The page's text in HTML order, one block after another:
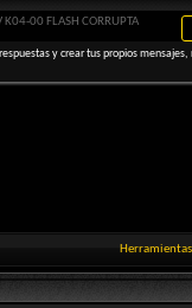
00 FLASH CORRUPTA
y crear tus propios
Herramientas